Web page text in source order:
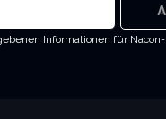
Informationen für